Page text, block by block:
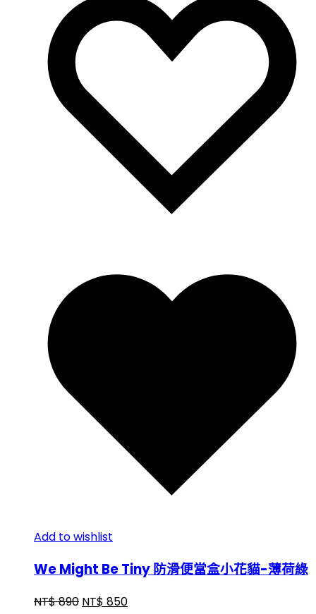
Add to wishlist
We Might Be Tiny 防滑便當盒小花貓-薄荷綠
NT$890 NT$ 850